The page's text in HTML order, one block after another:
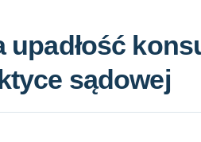
upadłość
sądowej